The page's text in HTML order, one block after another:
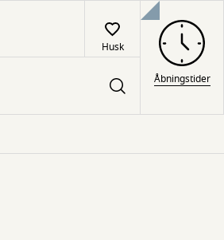
Husk
Åbningstider